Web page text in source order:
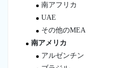
南アフリカ
UAE
その他のMEA
南アメリカ
アルゼンチン